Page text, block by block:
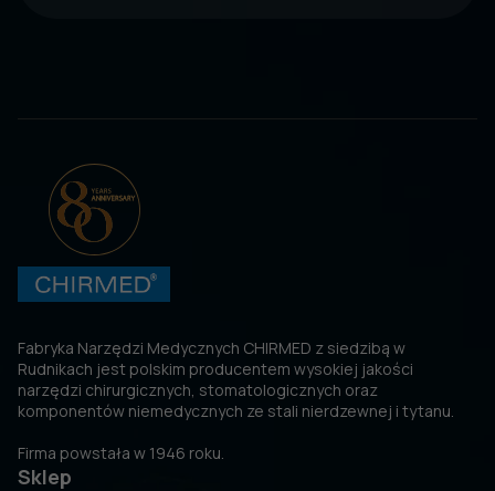
Fabryka Narzędzi Medycznych CHIRMED z siedzibą w
Rudnikach jest polskim producentem wysokiej jakości
narzędzi chirurgicznych, stomatologicznych oraz
komponentów niemedycznych ze stali nierdzewnej i tytanu.
Firma powstała w 1946 roku.
Sklep